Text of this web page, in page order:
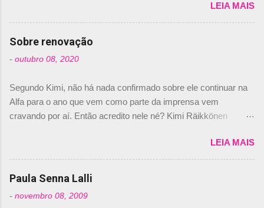
de abril –, afirmando que Nelson Piquet havia
comprado 15% das ações da Campos, dando,
com isso, um lugar no time a Nelsinho Piquet,
foi esclarecida de uma vez por todas por
Daniele Audetto, diretor da escuderia. O
não será o companheiro de Bruno Senna em
2010. "Na verdade, nós recebemos uma oferta
de Piquet", admitiu Audetto. “Mas depois de ter
dois brasileiros”, explicou, dizendo ainda que
não tem nada contra o filho do tricampeão
Nelson Piquet. “Ele é um bom piloto, rápido e
experiente.” Audetto disse ainda que a suposta
LEIA MAIS
Sobre renovação
- outubro 08, 2020
Segundo Kimi, não há nada confirmado sobre ele continuar na
Alfa para o ano que vem como parte da imprensa vem
cravando por aí. Então acredito nele né? Kimi Räikkönen
truth but I’ve never had an option in my contract so that’s
should, pretty much, tell you that it’s not true." #Kimi7 #EifelGP
#AlfaRomeoRacing pic.twitter.com/77EDVn39Ia — Kimi
Romain falando sobre o fato do Iceman estar há tantos anos na
LEIA MAIS
Paula Senna Lalli
- novembro 08, 2009